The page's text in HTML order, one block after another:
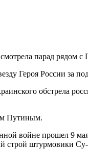
Героя России за
обстрела
Путиным.
войне прошел 9
строй штурмовики